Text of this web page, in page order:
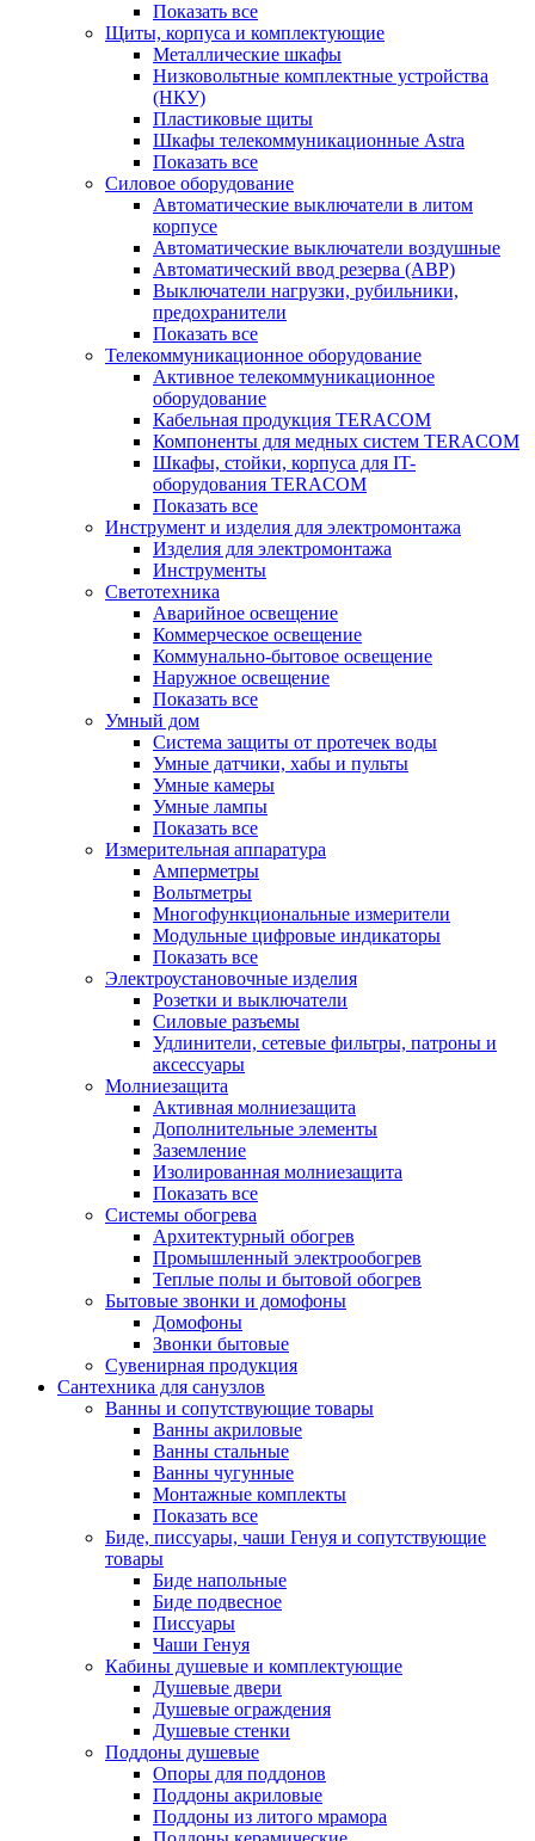
Показать все
Щиты, корпуса и комплектующие
Металлические шкафы
Низковольтные комплектные устройства
(НКУ)
Пластиковые щиты
Шкафы телекоммуникационные Astra
Показать все
Силовое оборудование
Автоматические выключатели в литом
корпусе
Автоматические выключатели воздушные
Автоматический ввод резерва (АВР)
Выключатели нагрузки, рубильники,
предохранители
Показать все
Телекоммуникационное оборудование
Активное телекоммуникационное
оборудование
Кабельная продукция TERACOM
Компоненты для медных систем TERACOM
Шкафы, стойки, корпуса для IT-
оборудования TERACOM
Показать все
Инструмент и изделия для электромонтажа
Изделия для электромонтажа
Инструменты
Светотехника
Аварийное освещение
Коммерческое освещение
Коммунально-бытовое освещение
Наружное освещение
Показать все
Умный дом
Система защиты от протечек воды
Умные датчики, хабы и пульты
Умные камеры
Умные лампы
Показать все
Измерительная аппаратура
Амперметры
Вольтметры
Многофункциональные измерители
Модульные цифровые индикаторы
Показать все
Электроустановочные изделия
Розетки и выключатели
Силовые разъемы
Удлинители, сетевые фильтры, патроны и
аксессуары
Молниезащита
Активная молниезащита
Дополнительные элементы
Заземление
Изолированная молниезащита
Показать все
Системы обогрева
Архитектурный обогрев
Промышленный электрообогрев
Теплые полы и бытовой обогрев
Бытовые звонки и домофоны
Домофоны
Звонки бытовые
Сувенирная продукция
Сантехника для санузлов
Ванны и сопутствующие товары
Ванны акриловые
Ванны стальные
Ванны чугунные
Монтажные комплекты
Показать все
Биде, писсуары, чаши Генуя и сопутствующие
товары
Биде напольные
Биде подвесное
Писсуары
Чаши Генуя
Кабины душевые и комплектующие
Душевые двери
Душевые ограждения
Душевые стенки
Поддоны душевые
Опоры для поддонов
Поддоны акриловые
Поддоны из литого мрамора